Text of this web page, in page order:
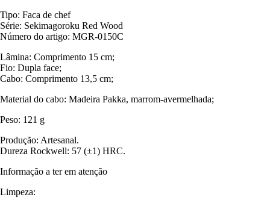
Tipo: Faca de chef
Série: Sekimagoroku Red Wood
Número do artigo: MGR-0150C
Lâmina: Comprimento 15 cm;
Fio: Dupla face;
Cabo: Comprimento 13,5 cm;
Material do cabo: Madeira Pakka, marrom-avermelhada;
Peso: 121 g
Produção: Artesanal.
Dureza Rockwell: 57 (±1) HRC.
Informação a ter em atenção
Limpeza: